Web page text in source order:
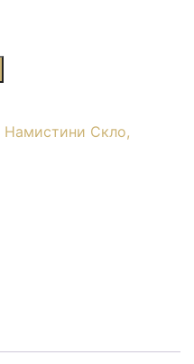
Намистини Скло,